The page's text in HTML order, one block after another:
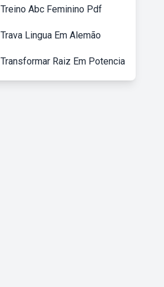
Treino Abc Feminino Pdf
Trava Lingua Em Alemão
Transformar Raiz Em Potencia